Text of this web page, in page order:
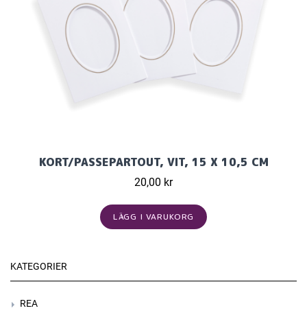
KORT/PASSEPARTOUT, VIT, 15 X 10,5 CM
20,00 kr
LÄGG I VARUKORG
KATEGORIER
REA